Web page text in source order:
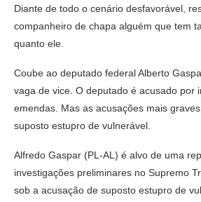
Diante de todo o cenário desfavorável,
companheiro de chapa alguém que tem
quanto ele.
Coube ao deputado federal Alberto
vaga de vice. O deputado é acusado por
emendas. Mas as acusações mais
suposto estupro de vulnerável.
Alfredo Gaspar (PL-AL) é alvo de uma
investigações preliminares no Supremo
sob a acusação de suposto estupro de